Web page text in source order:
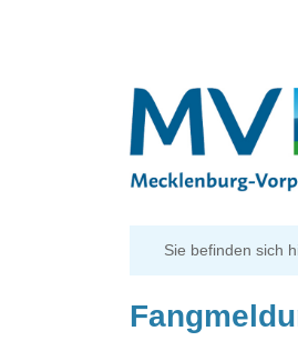
Sie befinden sich